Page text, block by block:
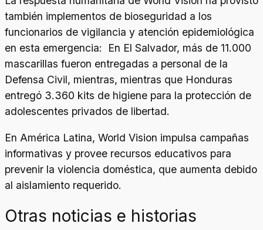
también implementos de bioseguridad a los
funcionarios de vigilancia y atención epidemiológica
en esta emergencia: En El Salvador, más de 11.000
mascarillas fueron entregadas a personal de la
Defensa Civil, mientras, mientras que Honduras
entregó 3.360 kits de higiene para la protección de
adolescentes privados de libertad.
En América Latina, World Vision impulsa campañas
informativas y provee recursos educativos para
prevenir la violencia doméstica, que aumenta debido
al aislamiento requerido.
Otras noticias e historias